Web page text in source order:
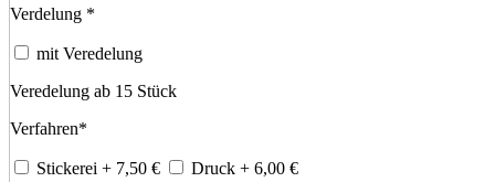
Verdelung *
mit Veredelung
Veredelung ab 15 Stück
Verfahren*
Stickerei + 7,50 € Druck + 6,00 €